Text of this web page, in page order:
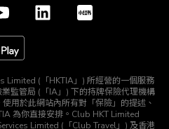
Limited (「HKTIA」) 所經營的一個服務
監管局 (「IA」) 下的持牌保險代理機構
用於此網站內所有對「保險」的提述、
為你直接安排。Club HKT Limited
Limited (「Club Travel」) 及香港